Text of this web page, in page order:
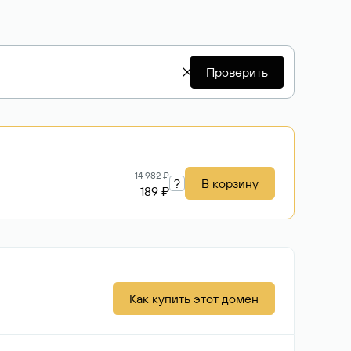
Проверить
14 982 ₽
189 ₽ ? В корзину
Как купить этот домен